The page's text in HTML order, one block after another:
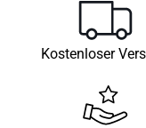
Kostenloser